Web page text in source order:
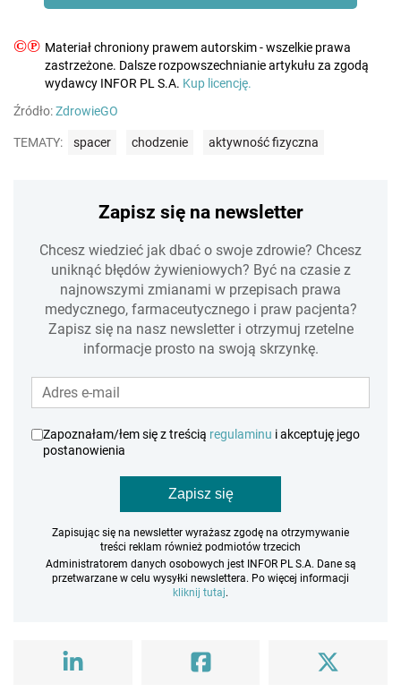
©℗ Materiał chroniony prawem autorskim - wszelkie prawa
zastrzeżone. Dalsze rozpowszechnianie artykułu za zgodą
wydawcy INFOR PL S.A. Kup licencję.
Źródło:ZdrowieGO
TEMATY: spacer chodzenie aktywność fizyczna
Zapisz się na newsletter
Chcesz wiedzieć jak dbać o swoje zdrowie? Chcesz
uniknąć błędów żywieniowych? Być na czasie z
najnowszymi zmianami w przepisach prawa
medycznego, farmaceutycznego i praw pacjenta?
Zapisz się na nasz newsletter i otrzymuj rzetelne
informacje prosto na swoją skrzynkę.
Zapoznałam/łem się z treścią regulaminu i akceptuję jego
postanowienia
Zapisz się
Zapisując się na newsletter wyrażasz zgodę na otrzymywanie
treści reklam również podmiotów trzecich
Administratorem danych osobowych jest INFOR PL S.A. Dane są
przetwarzane w celu wysyłki newslettera. Po więcej informacji
kliknij tutaj.